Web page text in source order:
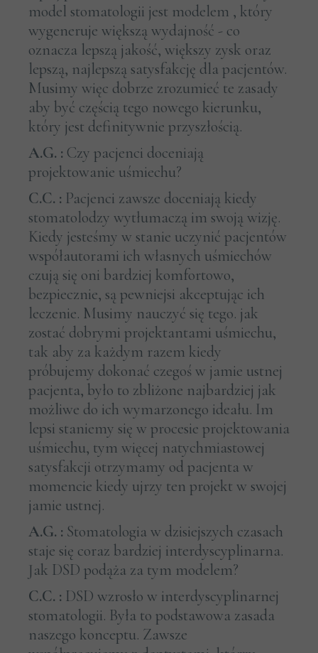
model stomatologii jest modelem , który
wygeneruje większą wydajność - co
oznacza lepszą jakość, większy zysk oraz
lepszą, najlepszą satysfakcję dla pacjentów.
Musimy więc dobrze zrozumieć te zasady
aby być częścią tego nowego kierunku,
który jest definitywnie przyszłością.
A.G. : Czy pacjenci doceniają
projektowanie uśmiechu?
C.C. : Pacjenci zawsze doceniają kiedy
stomatolodzy wytłumaczą im swoją wizję.
Kiedy jesteśmy w stanie uczynić pacjentów
współautorami ich własnych uśmiechów
czują się oni bardziej komfortowo,
bezpiecznie, są pewniejsi akceptując ich
leczenie. Musimy nauczyć się tego. jak
zostać dobrymi projektantami uśmiechu,
tak aby za każdym razem kiedy
próbujemy dokonać czegoś w jamie ustnej
pacjenta, było to zbliżone najbardziej jak
możliwe do ich wymarzonego ideału. Im
lepsi staniemy się w procesie projektowania
uśmiechu, tym więcej natychmiastowej
satysfakcji otrzymamy od pacjenta w
momencie kiedy ujrzy ten projekt w swojej
jamie ustnej.
A.G. : Stomatologia w dzisiejszych czasach
staje się coraz bardziej interdyscyplinarna.
Jak DSD podąża za tym modelem?
C.C. : DSD wzrosło w interdyscyplinarnej
stomatologii. Była to podstawowa zasada
naszego konceptu. Zawsze